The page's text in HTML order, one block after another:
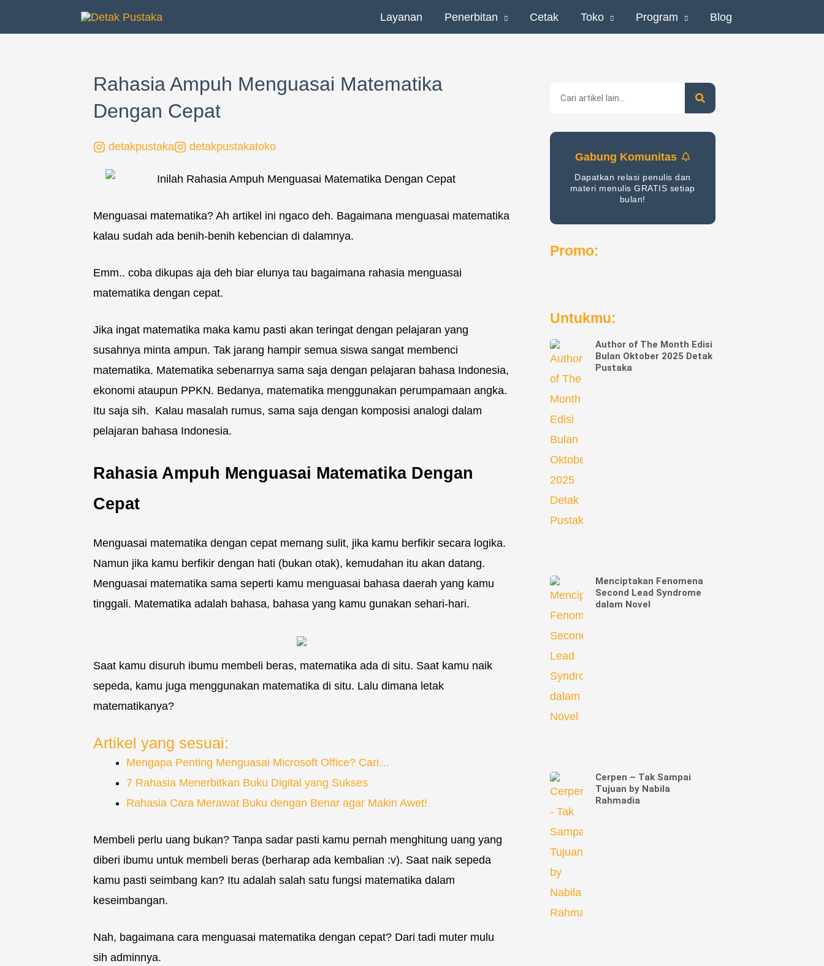
Layanan Penerbitan Cetak Toko Program Blog
Rahasia Ampuh Menguasai Matematika
Dengan Cepat
detakpustaka detakpustakatoko
Menguasai matematika? Ah artikel ini ngaco deh. Bagaimana menguasai matematika
kalau sudah ada benih-benih kebencian di dalamnya.
Emm.. coba dikupas aja deh biar elunya tau bagaimana rahasia menguasai
matematika dengan cepat.
Jika ingat matematika maka kamu pasti akan teringat dengan pelajaran yang
susahnya minta ampun. Tak jarang hampir semua siswa sangat membenci
matematika. Matematika sebenarnya sama saja dengan pelajaran bahasa Indonesia,
ekonomi ataupun PPKN. Bedanya, matematika menggunakan perumpamaan angka.
Itu saja sih. Kalau masalah rumus, sama saja dengan komposisi analogi dalam
pelajaran bahasa Indonesia.
Rahasia Ampuh Menguasai Matematika Dengan
Cepat
Menguasai matematika dengan cepat memang sulit, jika kamu berfikir secara logika.
Namun jika kamu berfikir dengan hati (bukan otak), kemudahan itu akan datang.
Menguasai matematika sama seperti kamu menguasai bahasa daerah yang kamu
tinggali. Matematika adalah bahasa, bahasa yang kamu gunakan sehari-hari.
Saat kamu disuruh ibumu membeli beras, matematika ada di situ. Saat kamu naik
sepeda, kamu juga menggunakan matematika di situ. Lalu dimana letak
matematikanya?
Artikel yang sesuai:
Mengapa Penting Menguasai Microsoft Office? Cari…
7 Rahasia Menerbitkan Buku Digital yang Sukses
Rahasia Cara Merawat Buku dengan Benar agar Makin Awet!
Membeli perlu uang bukan? Tanpa sadar pasti kamu pernah menghitung uang yang
diberi ibumu untuk membeli beras (berharap ada kembalian :v). Saat naik sepeda
kamu pasti seimbang kan? Itu adalah salah satu fungsi matematika dalam
keseimbangan.
Nah, bagaimana cara menguasai matematika dengan cepat? Dari tadi muter mulu
sih adminnya.
Gabung Komunitas
Dapatkan relasi penulis dan
materi menulis GRATIS setiap
bulan!
Promo:
Untukmu:
Author of The Month Edisi
Bulan Oktober 2025 Detak
Pustaka
Menciptakan Fenomena
Second Lead Syndrome
dalam Novel
Cerpen – Tak Sampai
Tujuan by Nabila
Rahmadia